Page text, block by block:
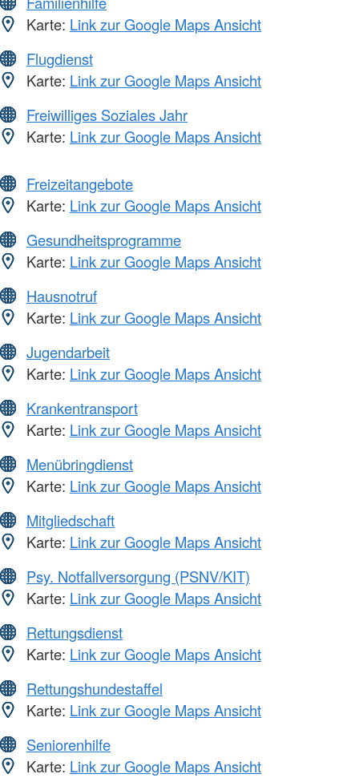
Karte: Link zur Google Maps Ansicht
Flugdienst
Karte: Link zur Google Maps Ansicht
Freiwilliges Soziales Jahr
Karte: Link zur Google Maps Ansicht
Freizeitangebote
Karte: Link zur Google Maps Ansicht
Gesundheitsprogramme
Karte: Link zur Google Maps Ansicht
Hausnotruf
Karte: Link zur Google Maps Ansicht
Jugendarbeit
Karte: Link zur Google Maps Ansicht
Krankentransport
Karte: Link zur Google Maps Ansicht
Menübringdienst
Karte: Link zur Google Maps Ansicht
Mitgliedschaft
Karte: Link zur Google Maps Ansicht
Psy. Notfallversorgung (PSNV/KIT)
Karte: Link zur Google Maps Ansicht
Rettungsdienst
Karte: Link zur Google Maps Ansicht
Rettungshundestaffel
Karte: Link zur Google Maps Ansicht
Seniorenhilfe
Karte: Link zur Google Maps Ansicht